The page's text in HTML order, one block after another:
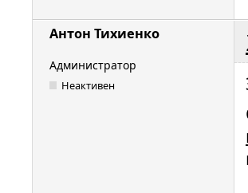
Антон Тихиенко
Администратор
Неактивен